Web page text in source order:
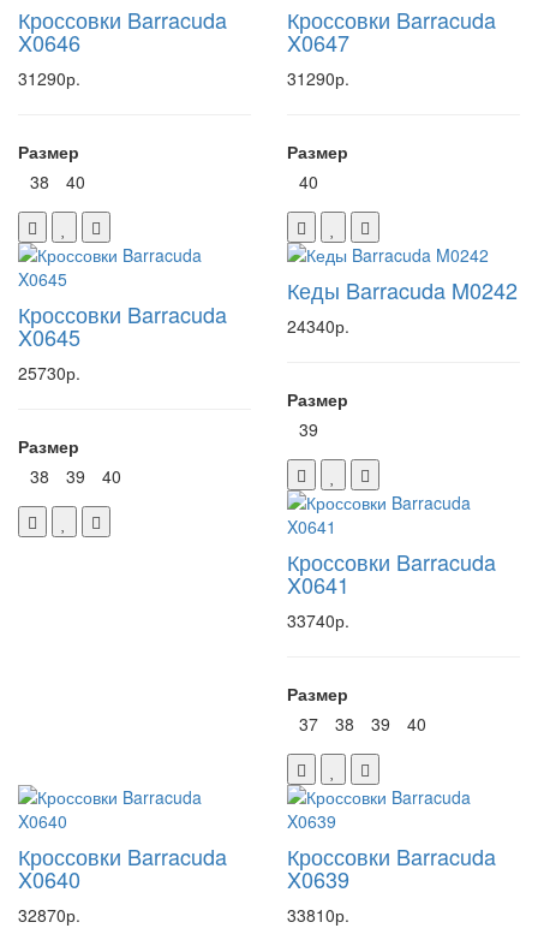
Кроссовки Barracuda
X0646
31290р.
Размер
38
40
Кроссовки Barracuda
X0647
31290р.
Размер
40
Кроссовки Barracuda
X0645
25730р.
Размер
38
39 40
Кеды Barracuda M0242
24340р.
Размер
39
Кроссовки Barracuda
X0641
33740р.
Размер
37
38 39 40
Кроссовки Barracuda
X0640
32870р.
Кроссовки Barracuda
X0639
33810р.